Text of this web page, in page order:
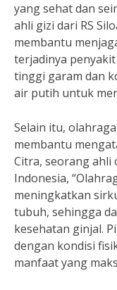
yang sehat dan
ahli gizi dari RS
membantu
terjadinya
tinggi garam dan
air putih untuk
Selain itu,
membantu
Citra, seorang ahli
Indonesia,
meningkatkan
tubuh, sehingga
kesehatan ginjal.
dengan kondisi
manfaat yang